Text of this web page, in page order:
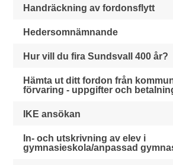
Handräckning av fordonsflytt
Hedersomnämnande
Hur vill du fira Sundsvall 400 år?
Hämta ut ditt fordon från
förvaring - uppgifter och
IKE ansökan
In- och utskrivning av elev i
gymnasieskola/anpassad